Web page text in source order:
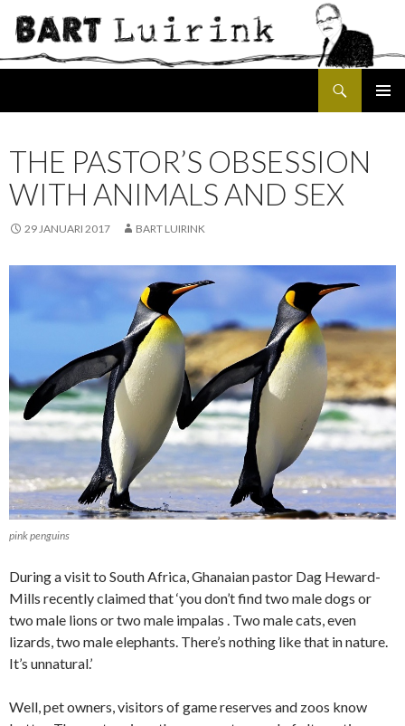
THE PASTOR’S OBSESSION
WITH ANIMALS AND SEX
29 JANUARI 2017 BART LUIRINK
pink penguins
During a visit to South Africa, Ghanaian pastor Dag Heward-
Mills recently claimed that ‘you don’t find two male dogs or
two male lions or two male impalas . Two male cats, even
lizards, two male elephants. There’s nothing like that in nature.
It’s unnatural.’
Well, pet owners, visitors of game reserves and zoos know